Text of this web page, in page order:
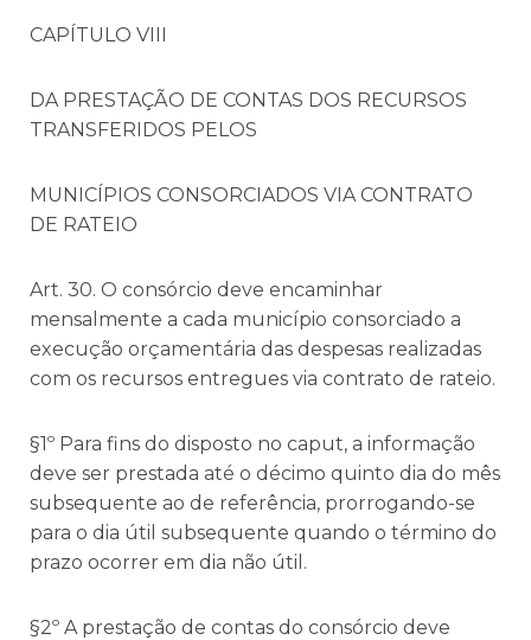
CAPÍTULO VIII
DA PRESTAÇÃO DE CONTAS DOS RECURSOS
TRANSFERIDOS PELOS
MUNICÍPIOS CONSORCIADOS VIA CONTRATO
DE RATEIO
Art. 30. O consórcio deve encaminhar
mensalmente a cada município consorciado a
execução orçamentária das despesas realizadas
com os recursos entregues via contrato de rateio.
§1º Para fins do disposto no caput, a informação
deve ser prestada até o décimo quinto dia do mês
subsequente ao de referência, prorrogando-se
para o dia útil subsequente quando o término do
prazo ocorrer em dia não útil.
§2º A prestação de contas do consórcio deve